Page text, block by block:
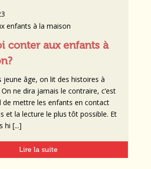
enfants à la maison
conter aux enfants à
jeune âge, on lit des histoires à
ne dira jamais le contraire, c’est
de mettre les enfants en contact
et la lecture le plus tôt possible. Et
hi [...]
Lire la suite